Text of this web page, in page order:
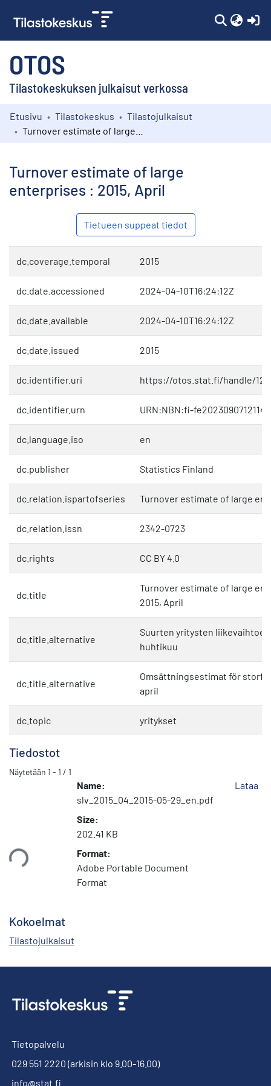
OTOS
Tilastokeskuksen julkaisut verkossa
Kokoelmat
Etusivu Tilastokeskus
Tilastojulkaisut
Turnover estimate of large
enterprises : 2015, April
Tietueen suppeat tiedot
dc.coverage.temporal 2015
dc.date.accessioned 2024-04-10T16:24:12Z
dc.date.available 2024-04-10T16:24:12Z
dc.date.issued 2015
dc.identifier.uri https://otos.stat.fi/handle/
dc.identifier.urn URN:NBN:fi-fe20230907121142
dc.language.iso en
dc.publisher Statistics Finland
dc.relation.ispartofseries Turnover estimate of large
dc.relation.issn 2342-0723
dc.rights CC BY 4.0
dc.title
Turnover estimate of large
2015, April
dc.title.alternative
Suurten yritysten
huhtikuu
dc.title.alternative
Omsättningsestimat för
april
dc.topic yritykset
Tiedostot
Näytetään 1 - 1 / 1
Name:
slv_2015_04_2015-05-29_en.pdf
Size:
202.41 KB
Format:
Adobe Portable Document
Format
Lataa
Kokoelmat
Tilastojulkaisut
Tietopalvelu
029 551 2220 (arkisin klo 9.00-16.00)
info@stat.fi